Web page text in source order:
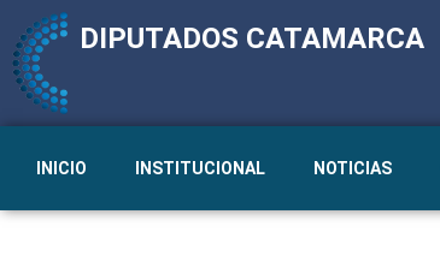
DIPUTADOS CATAMARCA
INICIO INSTITUCIONAL NOTICIAS